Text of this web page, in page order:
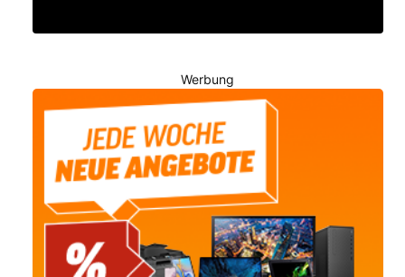
Werbung